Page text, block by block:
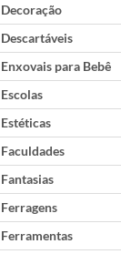
Decoração
Descartáveis
Enxovais para Bebê
Escolas
Estéticas
Faculdades
Fantasias
Ferragens
Ferramentas